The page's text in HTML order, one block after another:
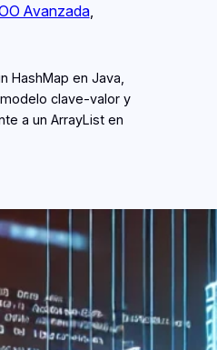
Avanzada
HashMap en Java,
clave‑valor y
a un ArrayList en